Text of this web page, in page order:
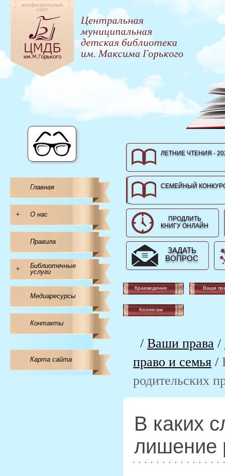
Главная
+ О нас
Правила
+
Библиотечные
услуги
Медиаресурсы
Контакты
Карта сайта
ЛЕТНИЕ ЧТЕНИЯ -
СЕМЕЙНЫЙ
ПРОДЛИТЬ
КНИГУ ОНЛАЙН
ЗАДАТЬ
ВОПРОС
Краеведение Ваши
Коллегам
/ Ваши права /
право и семья /
родительских
В каких
лишение